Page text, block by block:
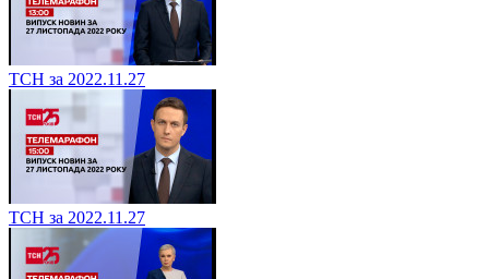
ТСН за 2022.11.27
ТСН за 2022.11.27